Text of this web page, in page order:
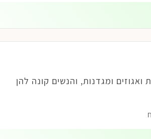
ומגדנות, והנשים קונה להן